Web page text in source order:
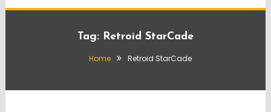
Tag: Retroid StarCade
Home Retroid StarCade